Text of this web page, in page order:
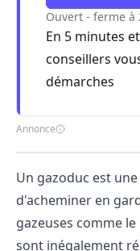
Ouvert - ferme à
En 5 minutes
conseillers
démarches
Annonce
Un gazoduc est
d'acheminer en
gazeuses comme
sont inégalement